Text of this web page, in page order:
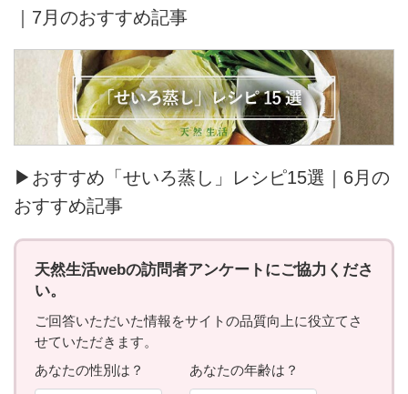
｜7月のおすすめ記事
▶おすすめ「せいろ蒸し」レシピ15選｜6月の
おすすめ記事